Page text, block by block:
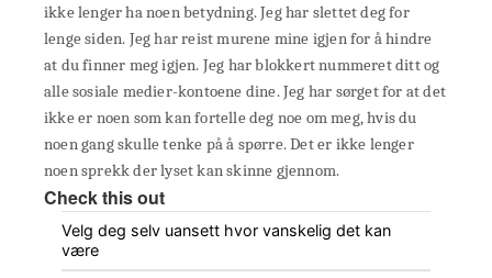
ikke lenger ha noen betydning. Jeg har slettet deg for
lenge siden. Jeg har reist murene mine igjen for å hindre
at du finner meg igjen. Jeg har blokkert nummeret ditt og
alle sosiale medier-kontoene dine. Jeg har sørget for at det
ikke er noen som kan fortelle deg noe om meg, hvis du
noen gang skulle tenke på å spørre. Det er ikke lenger
noen sprekk der lyset kan skinne gjennom.
Check this out
Velg deg selv uansett hvor vanskelig det kan
være